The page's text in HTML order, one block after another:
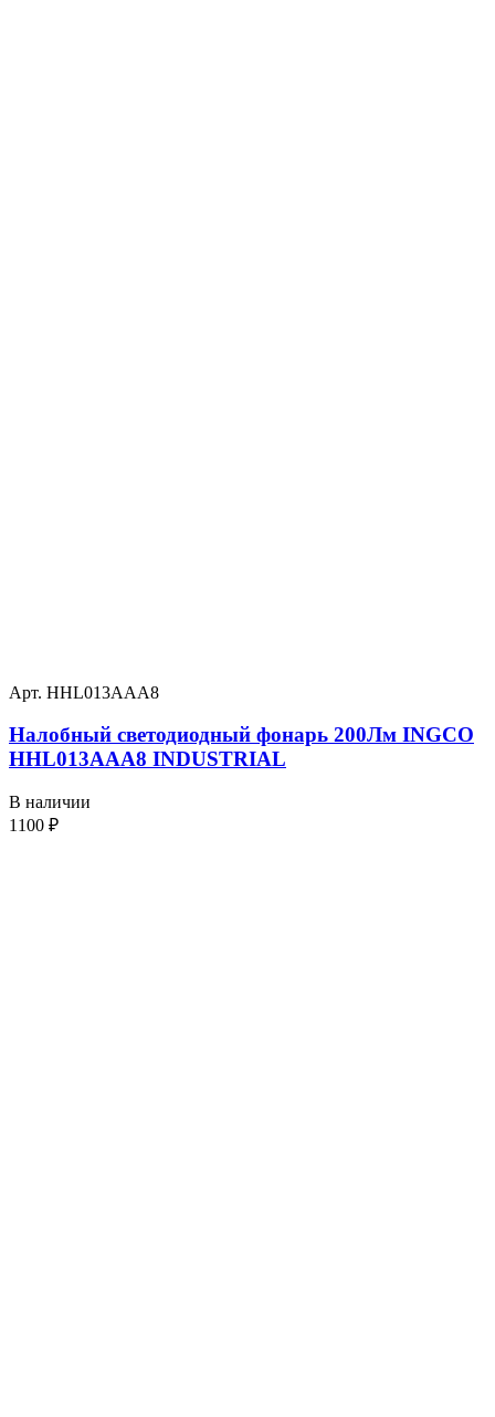
Арт. HHL013AAA8
Налобный светодиодный фонарь 200Лм INGCO
HHL013AAA8 INDUSTRIAL
В наличии
1100 ₽